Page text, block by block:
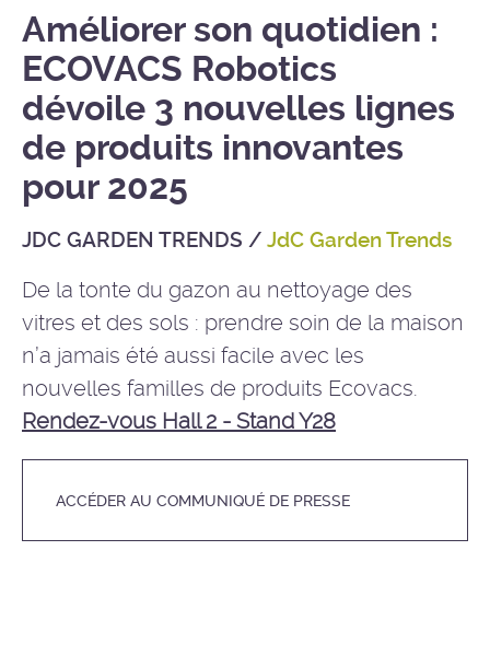
Améliorer son quotidien :
ECOVACS Robotics
dévoile 3 nouvelles lignes
de produits innovantes
pour 2025
JDC GARDEN TRENDS / JdC Garden Trends
De la tonte du gazon au nettoyage des
vitres et des sols : prendre soin de la maison
n’a jamais été aussi facile avec les
nouvelles familles de produits Ecovacs.
Rendez-vous Hall 2 - Stand Y28
ACCÉDER AU COMMUNIQUÉ DE PRESSE